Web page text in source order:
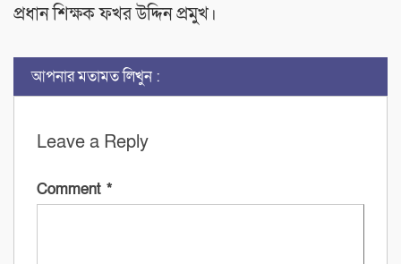
প্রধান শিক্ষক ফখর উদ্দিন প্রমুখ।
আপনার মতামত লিখুন :
Leave a Reply
Comment *